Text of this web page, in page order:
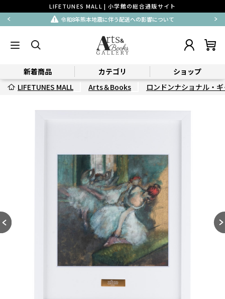
LIFETUNES MALL | 小学館の総合通販サイト
令和8年熊本地震に伴う配送への影響について
新着商品 カテゴリ
ショップ
LIFETUNES MALL
Arts＆Books ロンドンナショナル・